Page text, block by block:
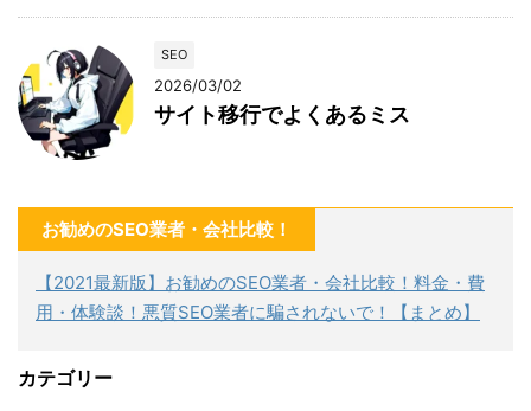
SEO
2026/03/02
サイト移行でよくあるミス
お勧めのSEO業者・会社比較！
【2021最新版】お勧めのSEO業者・会社比較！料金・費
用・体験談！悪質SEO業者に騙されないで！【まとめ】
カテゴリー